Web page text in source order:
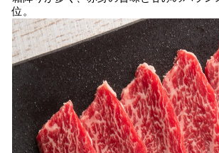
位。